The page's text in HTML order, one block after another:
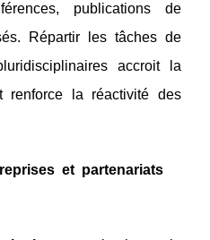
publications de
Répartir les tâches de
accroit la
renforce la réactivité des
et partenariats